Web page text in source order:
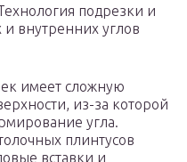
подрезки и
внутренних углов
имеет сложную
из-за которой
угла.
плинтусов
вставки и